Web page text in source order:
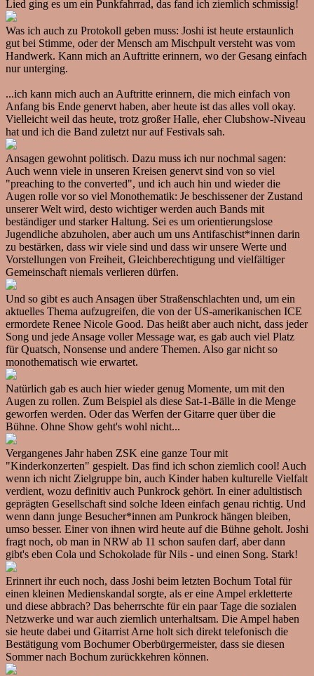
Lied ging es um ein Punkfahrrad, das fand ich ziemlich schmissig!
Was ich auch zu Protokoll geben muss: Joshi ist heute erstaunlich
gut bei Stimme, oder der Mensch am Mischpult versteht was vom
Handwerk. Kann mich an Auftritte erinnern, wo der Gesang einfach
nur unterging.
...ich kann mich auch an Auftritte erinnern, die mich einfach von
Anfang bis Ende genervt haben, aber heute ist das alles voll okay.
Vielleicht weil das heute, trotz großer Halle, eher Clubshow-Niveau
hat und ich die Band zuletzt nur auf Festivals sah.
Ansagen gewohnt politisch. Dazu muss ich nur nochmal sagen:
Auch wenn viele in unseren Kreisen genervt sind von so viel
"preaching to the converted", und ich auch hin und wieder die
Augen rolle vor so viel Monothematik: Je beschissener der Zustand
unserer Welt wird, desto wichtiger werden auch Bands mit
beständiger und starker Haltung. Sei es um orientierungslose
Jugendliche abzuholen, aber auch um uns Antifaschist*innen darin
zu bestärken, dass wir viele sind und dass wir unsere Werte und
Vorstellungen von Freiheit, Gleichberechtigung und vielfältiger
Gemeinschaft niemals verlieren dürfen.
Und so gibt es auch Ansagen über Straßenschlachten und, um ein
aktuelles Thema aufzugreifen, die von der US-amerikanischen ICE
ermordete Renee Nicole Good. Das heißt aber auch nicht, dass jeder
Song und jede Ansage voller Message war, es gab auch viel Platz
für Quatsch, Nonsense und andere Themen. Also gar nicht so
monothematisch wie erwartet.
Natürlich gab es auch hier wieder genug Momente, um mit den
Augen zu rollen. Zum Beispiel als diese Sat-1-Bälle in die Menge
geworfen werden. Oder das Werfen der Gitarre quer über die
Bühne. Ohne Show geht's wohl nicht...
Vergangenes Jahr haben ZSK eine ganze Tour mit
"Kinderkonzerten" gespielt. Das find ich schon ziemlich cool! Auch
wenn ich nicht Zielgruppe bin, auch Kinder haben kulturelle Vielfalt
verdient, wozu definitiv auch Punkrock gehört. In einer adultistisch
geprägten Gesellschaft sind solche Ideen einfach genau richtig. Und
wenn dann junge Besucher*innen am Punkrock hängen bleiben,
umso besser. Einer von ihnen wird heute auf die Bühne geholt. Joshi
fragt noch, ob man in NRW ab 11 schon saufen darf, aber dann
gibt's eben Cola und Schokolade für Nils - und einen Song. Stark!
Erinnert ihr euch noch, dass Joshi beim letzten Bochum Total für
einen kleinen Medienskandal sorgte, als er eine Ampel erkletterte
und diese abbrach? Das beherrschte für ein paar Tage die sozialen
Netzwerke und war auch ziemlich unterhaltsam. Die Ampel haben
sie heute dabei und Gitarrist Arne holt sich direkt telefonisch die
Bestätigung vom Bochumer Oberbürgermeister, dass sie diesen
Sommer nach Bochum zurückkehren können.